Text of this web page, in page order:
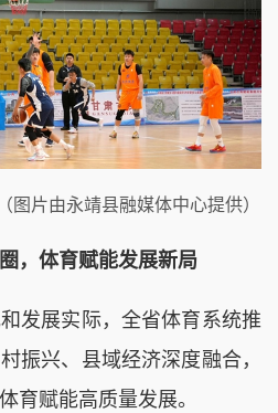
图片由永靖县融媒体中心提供）
，体育赋能发展新局
展实际，全省体育系统推
振兴、县域经济深度融合，
育赋能高质量发展。